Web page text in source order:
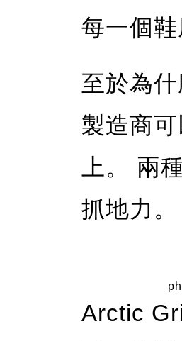
每一個
至於為
製造商
上。 兩
抓地力。
Arctic